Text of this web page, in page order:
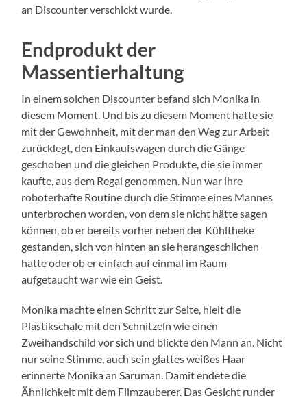
an Discounter verschickt wurde.
Endprodukt der
Massentierhaltung
In einem solchen Discounter befand sich Monika in
diesem Moment. Und bis zu diesem Moment hatte sie
mit der Gewohnheit, mit der man den Weg zur Arbeit
zurücklegt, den Einkaufswagen durch die Gänge
geschoben und die gleichen Produkte, die sie immer
kaufte, aus dem Regal genommen. Nun war ihre
roboterhafte Routine durch die Stimme eines Mannes
unterbrochen worden, von dem sie nicht hätte sagen
können, ob er bereits vorher neben der Kühltheke
gestanden, sich von hinten an sie herangeschlichen
hatte oder ob er einfach auf einmal im Raum
aufgetaucht war wie ein Geist.
Monika machte einen Schritt zur Seite, hielt die
Plastikschale mit den Schnitzeln wie einen
Zweihandschild vor sich und blickte den Mann an. Nicht
nur seine Stimme, auch sein glattes weißes Haar
erinnerte Monika an Saruman. Damit endete die
Ähnlichkeit mit dem Filmzauberer. Das Gesicht runder